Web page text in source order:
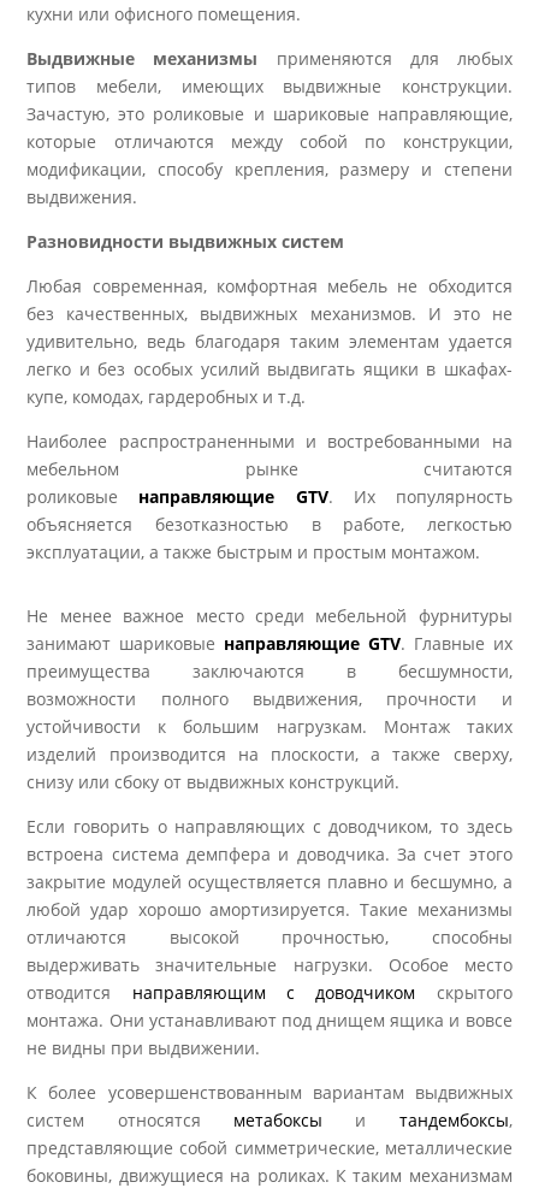
кухни или офисного помещения.
Выдвижные механизмы применяются для любых
типов мебели, имеющих выдвижные конструкции.
Зачастую, это роликовые и шариковые направляющие,
которые отличаются между собой по конструкции,
модификации, способу крепления, размеру и степени
выдвижения.
Разновидности выдвижных систем
Любая современная, комфортная мебель не обходится
без качественных, выдвижных механизмов. И это не
удивительно, ведь благодаря таким элементам удается
легко и без особых усилий выдвигать ящики в шкафах-
купе, комодах, гардеробных и т.д.
Наиболее распространенными и востребованными на
мебельном рынке считаются
роликовые направляющие GTV. Их популярность
объясняется безотказностью в работе, легкостью
эксплуатации, а также быстрым и простым монтажом.
Не менее важное место среди мебельной фурнитуры
занимают шариковые направляющие GTV. Главные их
преимущества заключаются в бесшумности,
возможности полного выдвижения, прочности и
устойчивости к большим нагрузкам. Монтаж таких
изделий производится на плоскости, а также сверху,
снизу или сбоку от выдвижных конструкций.
Если говорить о направляющих с доводчиком, то здесь
встроена система демпфера и доводчика. За счет этого
закрытие модулей осуществляется плавно и бесшумно, а
любой удар хорошо амортизируется. Такие механизмы
отличаются высокой прочностью, способны
выдерживать значительные нагрузки. Особое место
отводится направляющим с доводчиком скрытого
монтажа. Они устанавливают под днищем ящика и вовсе
не видны при выдвижении.
К более усовершенствованным вариантам выдвижных
систем относятся метабоксы и тандембоксы,
представляющие собой симметрические, металлические
боковины, движущиеся на роликах. К таким механизмам